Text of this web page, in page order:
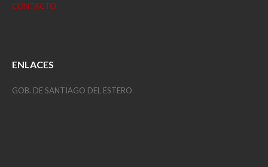
CONTACTO
ENLACES
GOB. DE SANTIAGO DEL ESTERO